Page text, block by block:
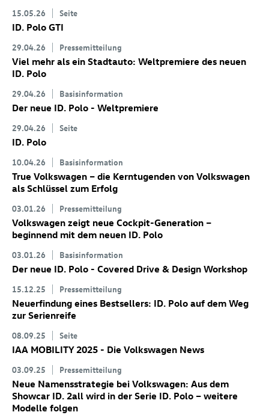
15.05.26 Seite
ID. Polo GTI
29.04.26 Pressemitteilung
Viel mehr als ein Stadtauto: Weltpremiere des neuen
ID. Polo
29.04.26 Basisinformation
Der neue ID. Polo - Weltpremiere
29.04.26 Seite
ID. Polo
10.04.26 Basisinformation
True Volkswagen – die Kerntugenden von Volkswagen
als Schlüssel zum Erfolg
03.01.26 Pressemitteilung
Volkswagen zeigt neue Cockpit-Generation –
beginnend mit dem neuen ID. Polo
03.01.26 Basisinformation
Der neue ID. Polo - Covered Drive & Design Workshop
15.12.25 Pressemitteilung
Neuerfindung eines Bestsellers: ID. Polo auf dem Weg
zur Serienreife
08.09.25 Seite
IAA MOBILITY 2025 - Die Volkswagen News
03.09.25 Pressemitteilung
Neue Namensstrategie bei Volkswagen: Aus dem
Showcar ID. 2all wird in der Serie ID. Polo – weitere
Modelle folgen